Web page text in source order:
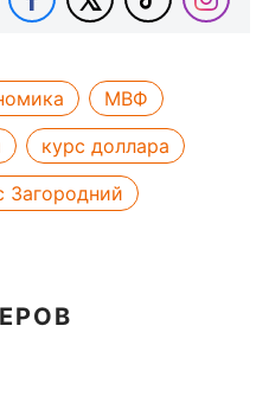
МВФ
курс доллара
Загородний